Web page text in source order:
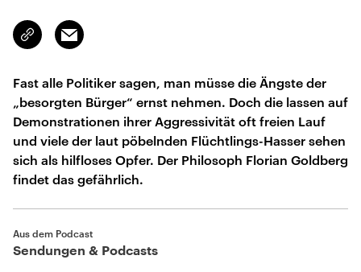
Link
kopieren/teilen
Email
Fast alle Politiker sagen, man müsse die Ängste der
„besorgten Bürger“ ernst nehmen. Doch die lassen auf
Demonstrationen ihrer Aggressivität oft freien Lauf
und viele der laut pöbelnden Flüchtlings-Hasser sehen
sich als hilfloses Opfer. Der Philosoph Florian Goldberg
findet das gefährlich.
Aus dem Podcast
Sendungen & Podcasts